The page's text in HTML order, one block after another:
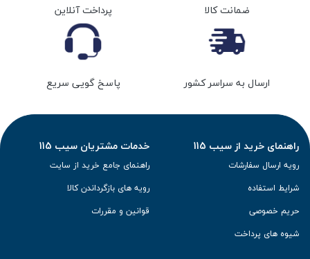
ضمانت کالا پرداخت آنلاین
ارسال به سراسر کشور پاسخ گویی سریع
راهنمای خرید از سیب 115
رویه ارسال سفارشات
شرایط استفاده
حریم خصوصی
شیوه های پرداخت
خدمات مشتریان سیب 115
راهنمای جامع خرید از سایت
رویه های بازگرداندن کالا
قوانین و مقررات